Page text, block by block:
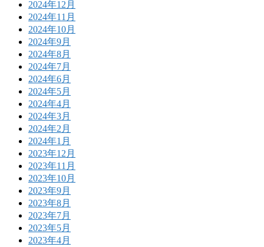
2024年12月
2024年11月
2024年10月
2024年9月
2024年8月
2024年7月
2024年6月
2024年5月
2024年4月
2024年3月
2024年2月
2024年1月
2023年12月
2023年11月
2023年10月
2023年9月
2023年8月
2023年7月
2023年5月
2023年4月